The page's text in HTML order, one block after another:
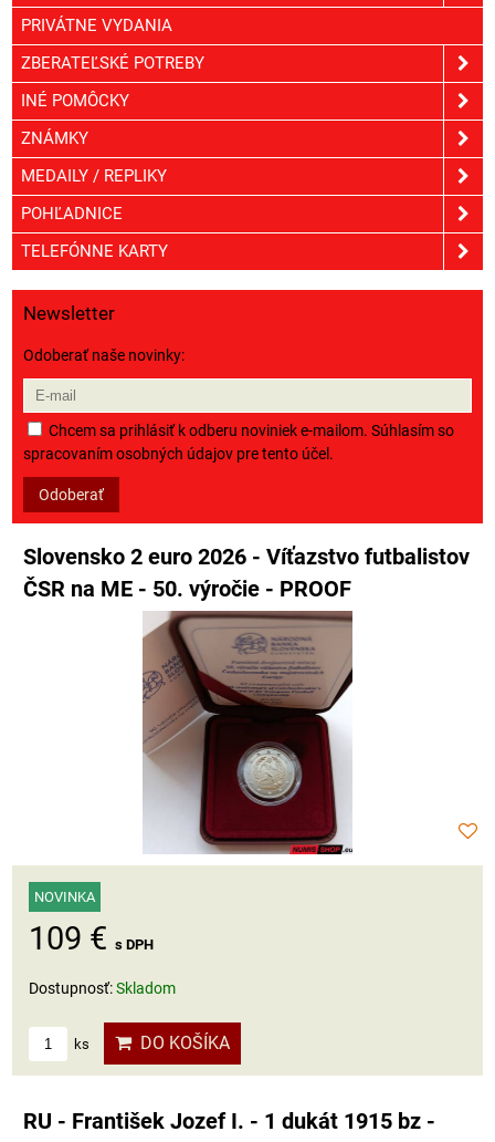
PRIVÁTNE VYDANIA
ZBERATEĽSKÉ POTREBY
INÉ POMÔCKY
ZNÁMKY
MEDAILY / REPLIKY
POHĽADNICE
TELEFÓNNE KARTY
Newsletter
Odoberať naše novinky:
Chcem sa prihlásiť k odberu noviniek e-mailom. Súhlasím so
spracovaním osobných údajov pre tento účel.
Odoberať
Slovensko 2 euro 2026 - Víťazstvo futbalistov
ČSR na ME - 50. výročie - PROOF
NOVINKA
109 € s DPH
Dostupnosť:Skladom
ks DO KOŠÍKA
RU - František Jozef I. - 1 dukát 1915 bz -